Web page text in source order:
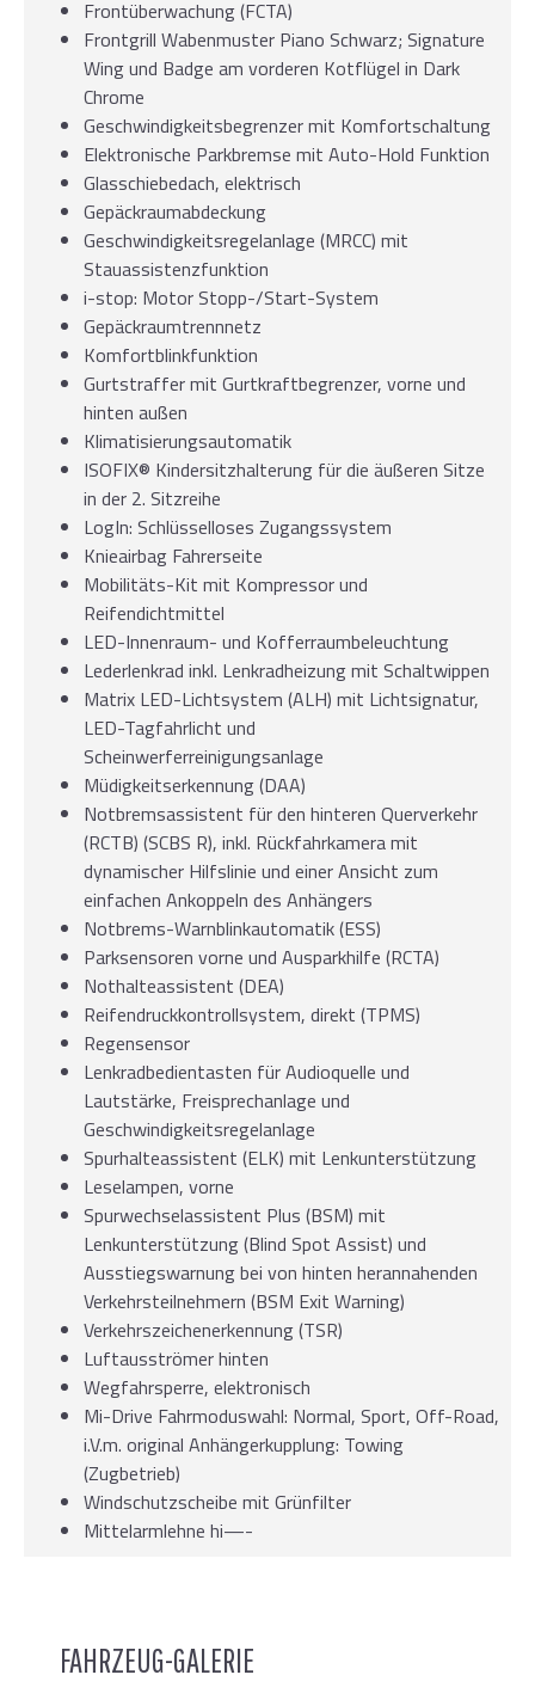
Frontüberwachung (FCTA)
Frontgrill Wabenmuster Piano Schwarz; Signature
Wing und Badge am vorderen Kotflügel in Dark
Chrome
Geschwindigkeitsbegrenzer mit Komfortschaltung
Elektronische Parkbremse mit Auto-Hold Funktion
Glasschiebedach, elektrisch
Gepäckraumabdeckung
Geschwindigkeitsregelanlage (MRCC) mit
Stauassistenzfunktion
i-stop: Motor Stopp-/Start-System
Gepäckraumtrennnetz
Komfortblinkfunktion
Gurtstraffer mit Gurtkraftbegrenzer, vorne und
hinten außen
Klimatisierungsautomatik
ISOFIX® Kindersitzhalterung für die äußeren Sitze
in der 2. Sitzreihe
LogIn: Schlüsselloses Zugangssystem
Knieairbag Fahrerseite
Mobilitäts-Kit mit Kompressor und
Reifendichtmittel
LED-Innenraum- und Kofferraumbeleuchtung
Lederlenkrad inkl. Lenkradheizung mit Schaltwippen
Matrix LED-Lichtsystem (ALH) mit Lichtsignatur,
LED-Tagfahrlicht und
Scheinwerferreinigungsanlage
Müdigkeitserkennung (DAA)
Notbremsassistent für den hinteren Querverkehr
(RCTB) (SCBS R), inkl. Rückfahrkamera mit
dynamischer Hilfslinie und einer Ansicht zum
einfachen Ankoppeln des Anhängers
Notbrems-Warnblinkautomatik (ESS)
Parksensoren vorne und Ausparkhilfe (RCTA)
Nothalteassistent (DEA)
Reifendruckkontrollsystem, direkt (TPMS)
Regensensor
Lenkradbedientasten für Audioquelle und
Lautstärke, Freisprechanlage und
Geschwindigkeitsregelanlage
Spurhalteassistent (ELK) mit Lenkunterstützung
Leselampen, vorne
Spurwechselassistent Plus (BSM) mit
Lenkunterstützung (Blind Spot Assist) und
Ausstiegswarnung bei von hinten herannahenden
Verkehrsteilnehmern (BSM Exit Warning)
Verkehrszeichenerkennung (TSR)
Luftausströmer hinten
Wegfahrsperre, elektronisch
Mi-Drive Fahrmoduswahl: Normal, Sport, Off-Road,
i.V.m. original Anhängerkupplung: Towing
(Zugbetrieb)
Windschutzscheibe mit Grünfilter
Mittelarmlehne hi—-
FAHRZEUG-GALERIE